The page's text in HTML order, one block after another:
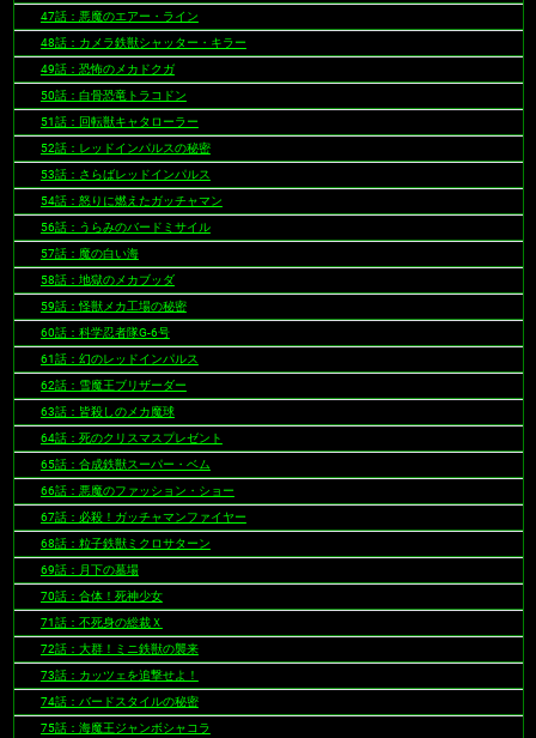
47話：悪魔のエアー・ライン
48話：カメラ鉄獣シャッター・キラー
49話：恐怖のメカドクガ
50話：白骨恐竜トラコドン
51話：回転獣キャタローラー
52話：レッドインパルスの秘密
53話：さらばレッドインパルス
54話：怒りに燃えたガッチャマン
56話：うらみのバードミサイル
57話：魔の白い海
58話：地獄のメカブッダ
59話：怪獣メカ工場の秘密
60話：科学忍者隊G-6号
61話：幻のレッドインパルス
62話：雪魔王ブリザーダー
63話：皆殺しのメカ魔球
64話：死のクリスマスプレゼント
65話：合成鉄獣スーパー・ベム
66話：悪魔のファッション・ショー
67話：必殺！ガッチャマンファイヤー
68話：粒子鉄獣ミクロサターン
69話：月下の墓場
70話：合体！死神少女
71話：不死身の総裁Ｘ
72話：大群！ミニ鉄獣の襲来
73話：カッツェを追撃せよ！
74話：バードスタイルの秘密
75話：海魔王ジャンボシャコラ